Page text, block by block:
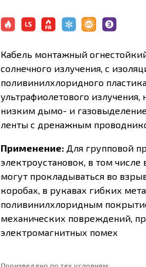
Кабель монтажный
солнечного излучения, с
поливинилхлоридного
ультрафиолетового
низким дымо- и
ленты с дренажным
Применение: Для групповой
электроустановок, в том
могут прокладываться во
коробах, в рукавах гибких
поливинилхлоридным
механических повреждений,
электромагнитных помех
Произведено по тех.условиям: